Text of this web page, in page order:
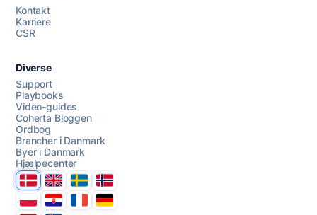
AI Campaign Assist
Kontakt
Karriere
CSR
Diverse
Support
Playbooks
Video-guides
Coherta Bloggen
Ordbog
Brancher i Danmark
Byer i Danmark
Hjælpecenter
DanmarkUnited Kingdom
SverigeNorge
PolskaHrvatskaFranceDeutschland